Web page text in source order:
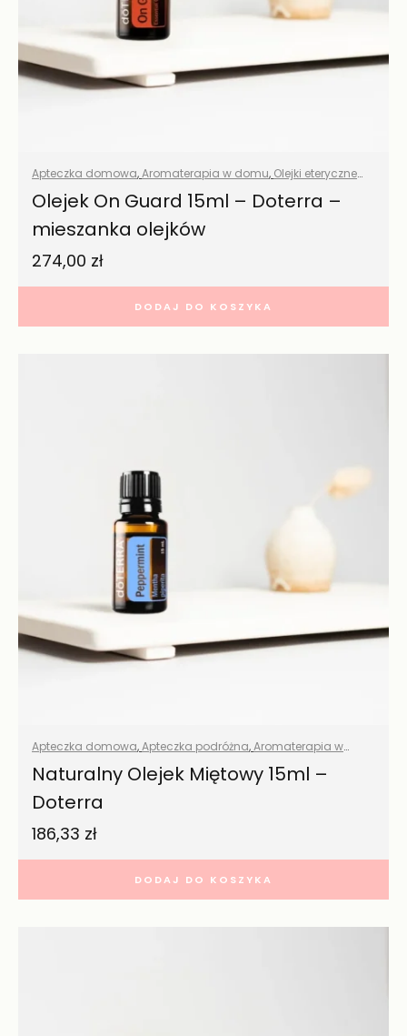
Apteczka domowa,Aromaterapia w domu, Olejki eteryczne
naturalne
Wszystkie produkty
Olejek On Guard 15ml – Doterra –
mieszanka olejków
274,00 zł
DODAJ DO KOSZYKA
Apteczka domowa,Apteczka podróżna,Aromaterapia w
domu
Olejki eteryczne naturalne Pielęgnaja jamy ustnej
Przyprawy i zioła
Wszystkie produkty
Naturalny Olejek Miętowy 15ml –
Doterra
186,33 zł
DODAJ DO KOSZYKA